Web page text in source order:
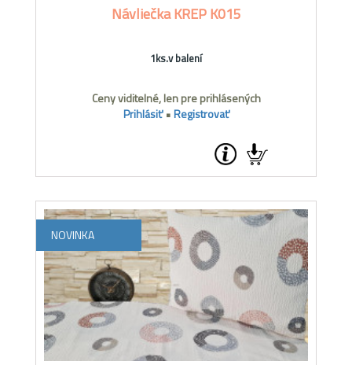
Návliečka KREP K015
1ks.v balení
Ceny viditelné, len pre prihlásených
Prihlásiť•Registrovať
NOVINKA